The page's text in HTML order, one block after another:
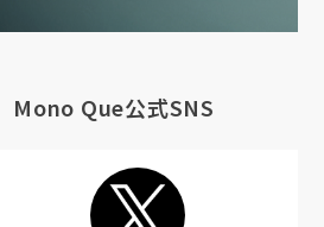
Mono Que公式SNS